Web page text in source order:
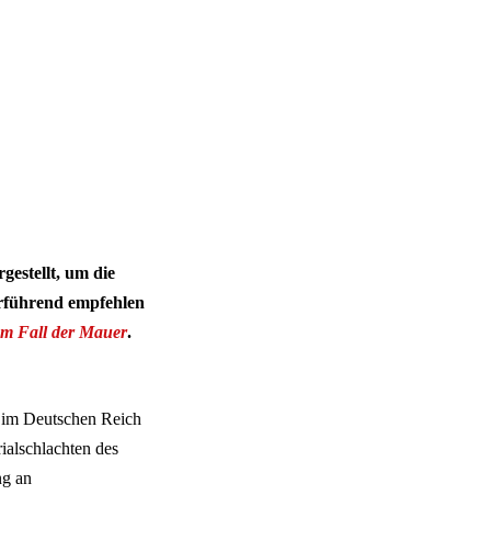
um die
empfehlen
Fall der Mauer.
Deutschen Reich
des
an